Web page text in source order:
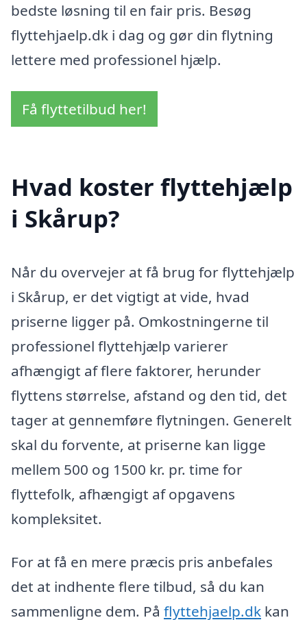
bedste løsning til en fair pris. Besøg
flyttehjaelp.dk i dag og gør din flytning
lettere med professionel hjælp.
Få flyttetilbud her!
Hvad koster flyttehjælp
i Skårup?
Når du overvejer at få brug for flyttehjælp
i Skårup, er det vigtigt at vide, hvad
priserne ligger på. Omkostningerne til
professionel flyttehjælp varierer
afhængigt af flere faktorer, herunder
flyttens størrelse, afstand og den tid, det
tager at gennemføre flytningen. Generelt
skal du forvente, at priserne kan ligge
mellem 500 og 1500 kr. pr. time for
flyttefolk, afhængigt af opgavens
kompleksitet.
For at få en mere præcis pris anbefales
det at indhente flere tilbud, så du kan
sammenligne dem. På flyttehjaelp.dk kan